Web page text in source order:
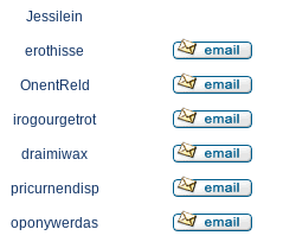
Jessilein
erothisse
OnentReld
irogourgetrot
draimiwax
pricurnendisp
oponywerdas